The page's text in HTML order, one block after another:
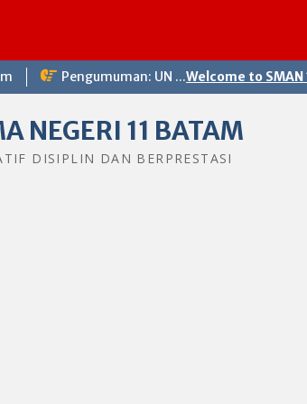
Pengumuman: UN ...Welcome to SMAN
NEGERI 11 BATAM
DISIPLIN DAN BERPRESTASI